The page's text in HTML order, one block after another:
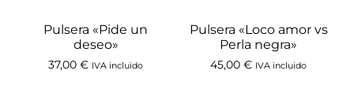
Pulsera «Pide un
deseo»
37,00 € IVA incluido
Pulsera «Loco amor vs
Perla negra»
45,00 € IVA incluido